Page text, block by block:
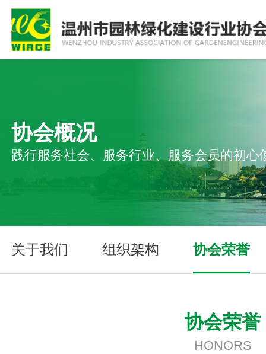
协会概况
践行服务社会、服务行业、服务会员的初心
关于我们 组织架构 协会荣誉
协会荣誉
HONORS